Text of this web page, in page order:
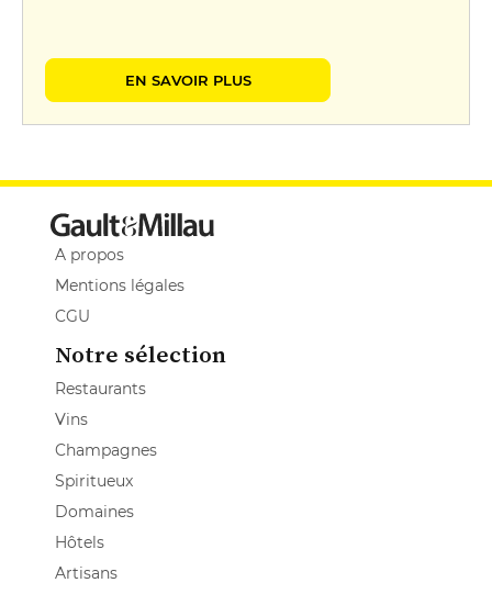
EN SAVOIR PLUS
A propos
Mentions légales
CGU
Notre sélection
Restaurants
Vins
Champagnes
Spiritueux
Domaines
Hôtels
Artisans